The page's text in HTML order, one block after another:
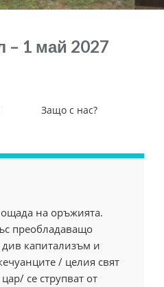
– 1 май 2027
Защо с нас?
на оръжията.
преобладаващо
капитализъм и
/ целия свят
се струпват от